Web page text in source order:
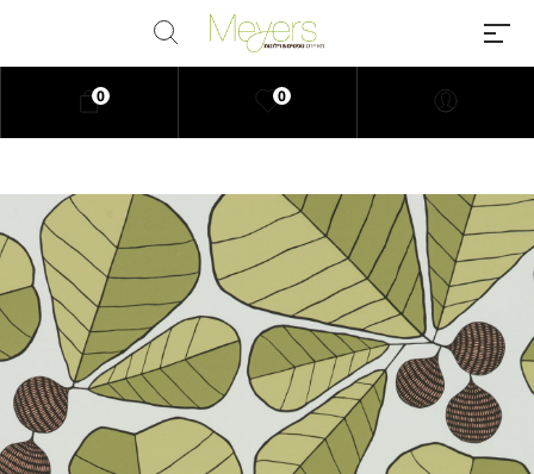
Millions of people around the
world visit Envato to buy and sell
creative assets, use smart design
templates, learn creative skills or
even hire freelancers. With an
industry-leading marketplace
paired with an unlimited
subscription service, Envato
helps creatives like you get
0
0